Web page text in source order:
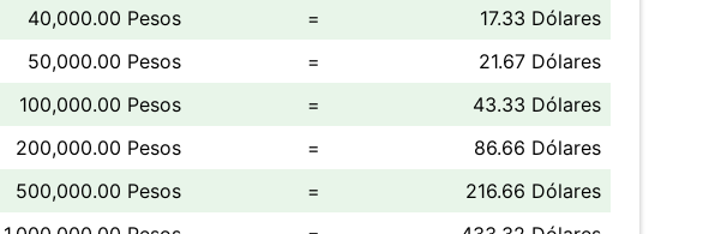
40,000.00 Pesos
=
17.33 Dólares
50,000.00 Pesos
=
21.67 Dólares
100,000.00 Pesos
=
43.33 Dólares
200,000.00 Pesos
=
86.66 Dólares
500,000.00 Pesos
=
216.66 Dólares